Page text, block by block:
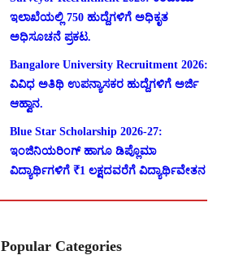
ಇಲಾಖೆಯಲ್ಲಿ 750 ಹುದ್ದೆಗಳಿಗೆ ಅಧಿಕೃತ
ಅಧಿಸೂಚನೆ ಪ್ರಕಟ.
Bangalore University Recruitment 2026:
ವಿವಿಧ ಅತಿಥಿ ಉಪನ್ಯಾಸಕರ ಹುದ್ದೆಗಳಿಗೆ ಅರ್ಜಿ
ಆಹ್ವಾನ.
Blue Star Scholarship 2026-27:
ಇಂಜಿನಿಯರಿಂಗ್ ಹಾಗೂ ಡಿಪ್ಲೊಮಾ
ವಿದ್ಯಾರ್ಥಿಗಳಿಗೆ ₹1 ಲಕ್ಷದವರೆಗೆ ವಿದ್ಯಾರ್ಥಿವೇತನ
Popular Categories